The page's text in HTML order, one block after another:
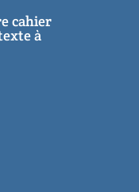
cahier
à